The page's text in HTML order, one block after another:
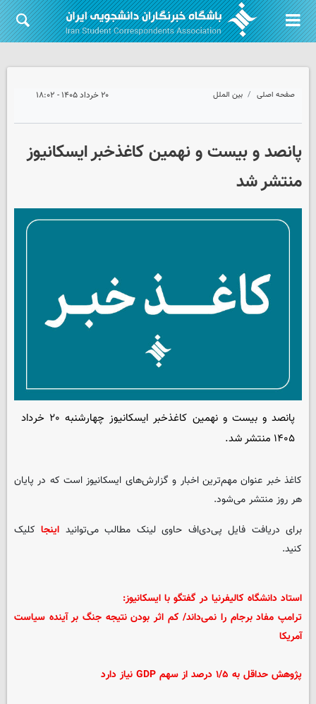
صفحه اصلی بین الملل ۲۰ خرداد ۱۴۰۵ - ۱۸:۰۲
پانصد و بیست و نهمین کاغذخبر ایسکانیوز
منتشر شد
پانصد و بیست و نهمین کاغذخبر ایسکانیوز چهارشنبه ۲۰ خرداد
۱۴۰۵ منتشر شد.
کاغذ خبر عنوان مهم‌ترین اخبار و گزارش‌های ایسکانیوز است که در پایان
هر روز منتشر می‌شود.
برای دریافت فایل پی‌دی‌اف حاوی لینک مطالب می‌توانید اینجاکلیک
کنید.
استاد دانشگاه کالیفرنیا در گفتگو با ایسکانیوز:
ترامپ مفاد برجام را نمی‌داند/ کم اثر بودن نتیجه جنگ بر آینده سیاست
آمریکا
پژوهش حداقل به ۱/۵ درصد از سهم GDP نیاز دارد